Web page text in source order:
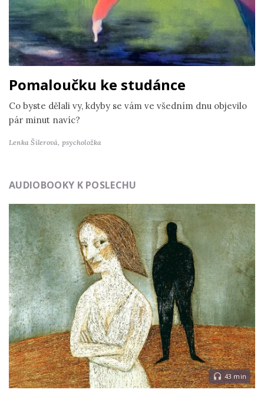
Pomaloučku ke studánce
Co byste dělali vy, kdyby se vám ve všedním dnu objevilo
pár minut navíc?
Lenka Šilerová, psycholožka
AUDIOBOOKY K POSLECHU
43 min